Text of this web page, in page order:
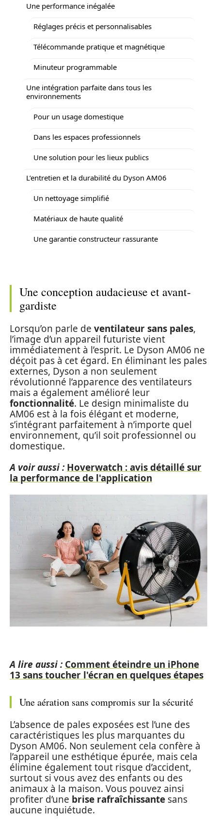
Une performance inégalée
Réglages précis et personnalisables
Télécommande pratique et magnétique
Minuteur programmable
Une intégration parfaite dans tous les
environnements
Pour un usage domestique
Dans les espaces professionnels
Une solution pour les lieux publics
L’entretien et la durabilité du Dyson AM06
Un nettoyage simplifié
Matériaux de haute qualité
Une garantie constructeur rassurante
Une conception audacieuse et avant-
gardiste
Lorsqu’on parle de ventilateur sans pales,
l’image d’un appareil futuriste vient
immédiatement à l’esprit. Le Dyson AM06 ne
déçoit pas à cet égard. En éliminant les pales
externes, Dyson a non seulement
révolutionné l’apparence des ventilateurs
mais a également amélioré leur
fonctionnalité. Le design minimaliste du
AM06 est à la fois élégant et moderne,
s’intégrant parfaitement à n’importe quel
environnement, qu’il soit professionnel ou
domestique.
A voir aussi : Hoverwatch : avis détaillé sur
la performance de l'application
A lire aussi : Comment éteindre un iPhone
13 sans toucher l'écran en quelques étapes
Une aération sans compromis sur la sécurité
L’absence de pales exposées est l’une des
caractéristiques les plus marquantes du
Dyson AM06. Non seulement cela confère à
l’appareil une esthétique épurée, mais cela
élimine également tout risque d’accident,
surtout si vous avez des enfants ou des
animaux à la maison. Vous pouvez ainsi
profiter d’une brise rafraîchissante sans
aucune inquiétude.